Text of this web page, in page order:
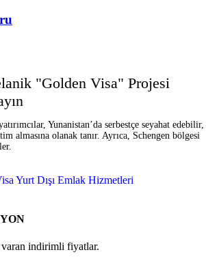
"Golden Visa" Projesi
Yunanistan’da serbestçe seyahat edebilir,
almasına olanak tanır. Ayrıca, Schengen bölgesi
indirimli fiyatlar.